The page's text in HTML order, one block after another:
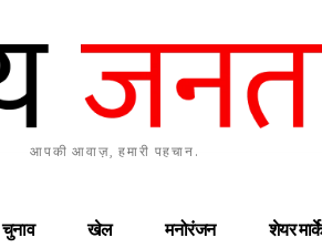
आपकी आवाज़, हमारी पहचान.
चुनाव खेल मनोरंजन शेयर